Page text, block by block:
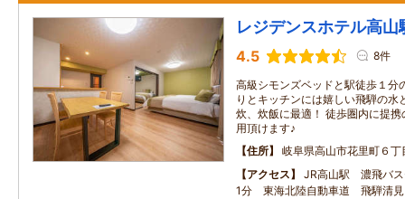
レジデンスホテル高山
4.5 8件
高級シモンズベッドと駅徒歩１分
りとキッチンには嬉しい飛騨の水
炊、炊飯に最適！ 徒歩圏内に提
用頂けます♪
住所
岐阜県高山市花里町６丁
アクセス
JR高山駅 濃飛バス
1分 東海北陸自動車道 飛騨清